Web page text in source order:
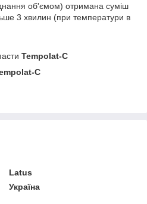
об'ємом) отримана суміш
3 хвилин (при температури в
Tempolat-C
C
Latus
Україна